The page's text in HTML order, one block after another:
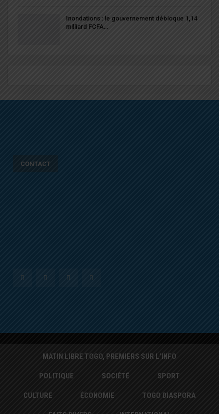
Inondations : le gouvernement débloque 1,14
milliard FCFA…
CONTACT
MATIN LIBRE TOGO, PREMIERS SUR L’INFO
POLITIQUE SOCIÉTÉ SPORT
CULTURE ÉCONOMIE TOGO DIASPORA